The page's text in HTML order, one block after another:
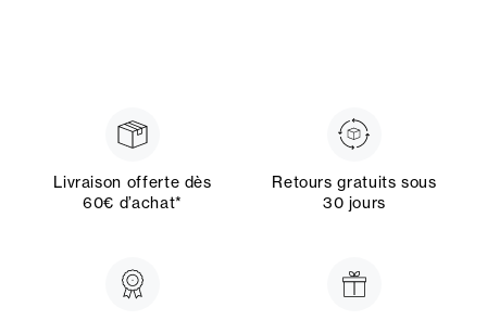
Livraison offerte dès
60€ d’achat*
Retours gratuits sous
30 jours